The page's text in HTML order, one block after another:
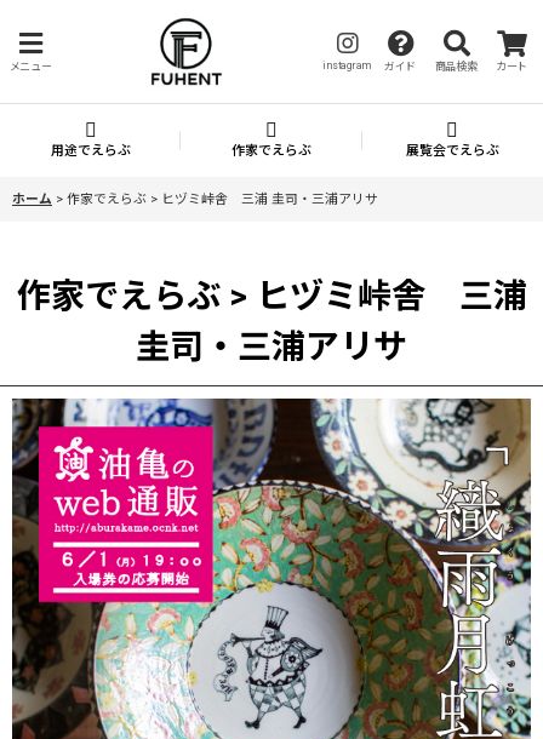
メニュー instagram ガイド 商品検索 カート
用途でえらぶ 作家でえらぶ 展覧会でえらぶ
ホーム > 作家でえらぶ > ヒヅミ峠舎 三浦 圭司・三浦アリサ
作家でえらぶ > ヒヅミ峠舎 三浦
圭司・三浦アリサ